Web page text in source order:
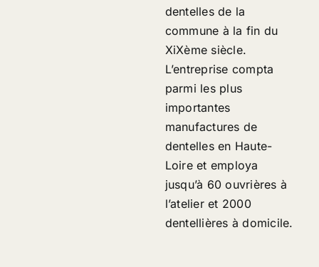
dentelles de la
commune à la fin du
XiXème siècle.
L’entreprise compta
parmi les plus
importantes
manufactures de
dentelles en Haute-
Loire et employa
jusqu’à 60 ouvrières à
l’atelier et 2000
dentellières à domicile.